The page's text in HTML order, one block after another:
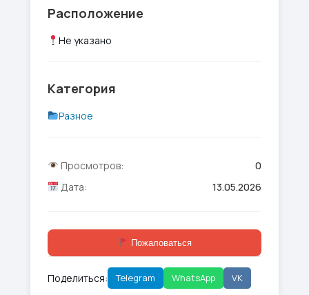
Расположение
Не указано
Категория
Разное
Просмотров:
0
Дата:
13.05.2026
Пожаловаться
Поделиться: Telegram WhatsApp VK